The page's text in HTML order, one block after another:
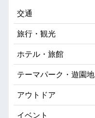
交通
旅行・観光
ホテル・旅館
テーマパーク・遊園地
アウトドア
イベント